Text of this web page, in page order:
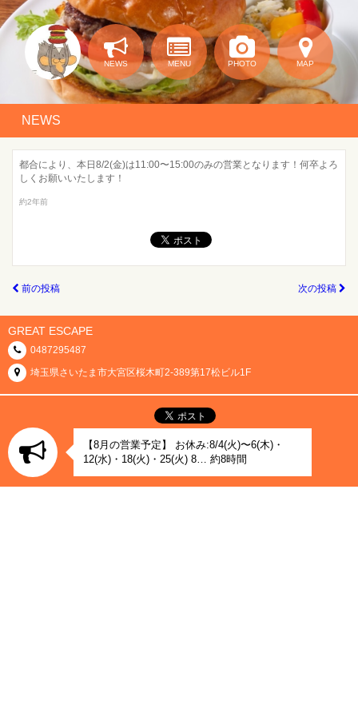
NEWS MENU PHOTO MAP
NEWS
都合により、本日8/2(金)は11:00〜15:00のみの営業となります！何卒よろ
しくお願いいたします！
約2年前
前の投稿 次の投稿
GREAT ESCAPE
0487295487
埼玉県さいたま市大宮区桜木町2-389第17松ビル1F
【8月の営業予定】 お休み:8/4(火)〜6(木)・
12(水)・18(火)・25(火) 8… 約8時間